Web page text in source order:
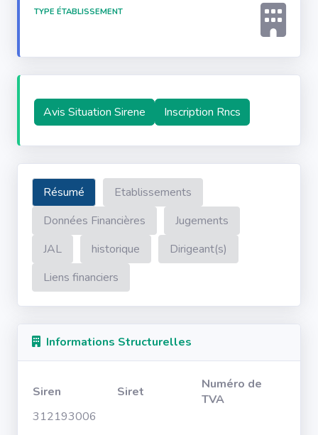
TYPE ÉTABLISSEMENT
Avis Situation Sirene Inscription Rncs
Résumé
Etablissements
Données Financières
Jugements
JAL
historique
Dirigeant(s)
Liens financiers
Informations Structurelles
Siren Siret
Numéro de
TVA
312193006